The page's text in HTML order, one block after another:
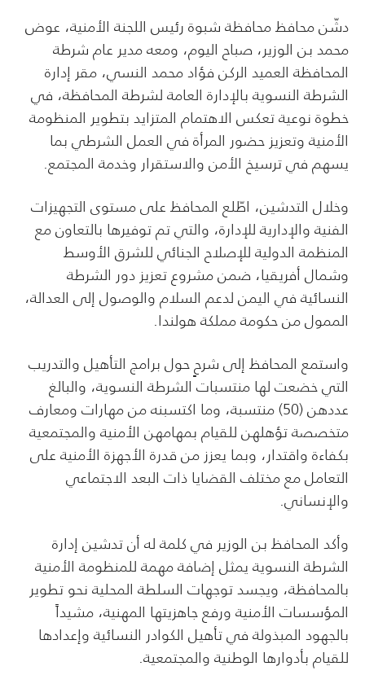
دشّن محافظ محافظة شبوة رئيس اللجنة الأمنية، عوض
محمد بن الوزير، صباح اليوم، ومعه مدير عام شرطة
المحافظة العميد الركن فؤاد محمد النسي، مقر إدارة
الشرطة النسوية بالإدارة العامة لشرطة المحافظة، في
خطوة نوعية تعكس الاهتمام المتزايد بتطوير المنظومة
الأمنية وتعزيز حضور المرأة في العمل الشرطي بما
يسهم في ترسيخ الأمن والاستقرار وخدمة المجتمع.
وخلال التدشين، اطّلع المحافظ على مستوى التجهيزات
الفنية والإدارية للإدارة، والتي تم توفيرها بالتعاون مع
المنظمة الدولية للإصلاح الجنائي للشرق الأوسط
وشمال أفريقيا، ضمن مشروع تعزيز دور الشرطة
النسائية في اليمن لدعم السلام والوصول إلى العدالة،
الممول من حكومة مملكة هولندا.
واستمع المحافظ إلى شرحٍ حول برامج التأهيل والتدريب
التي خضعت لها منتسبات الشرطة النسوية، والبالغ
عددهن (50) منتسبة، وما اكتسبنه من مهارات ومعارف
متخصصة تؤهلهن للقيام بمهامهن الأمنية والمجتمعية
بكفاءة واقتدار، وبما يعزز من قدرة الأجهزة الأمنية على
التعامل مع مختلف القضايا ذات البعد الاجتماعي
والإنساني.
وأكد المحافظ بن الوزير في كلمة له أن تدشين إدارة
الشرطة النسوية يمثل إضافة مهمة للمنظومة الأمنية
بالمحافظة، ويجسد توجهات السلطة المحلية نحو تطوير
المؤسسات الأمنية ورفع جاهزيتها المهنية، مشيداً
بالجهود المبذولة في تأهيل الكوادر النسائية وإعدادها
للقيام بأدوارها الوطنية والمجتمعية.